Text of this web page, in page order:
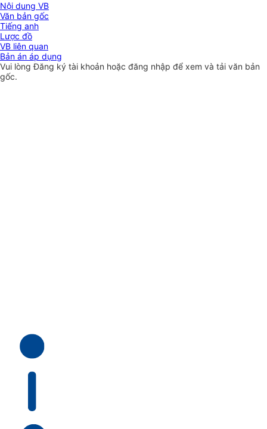
Nội dung VB
Văn bản gốc
Tiếng anh
Lược đồ
VB liên quan
Bản án áp dụng
Vui lòngĐăng ký tài khoản hoặc đăng nhập để xem và tải văn bản
gốc.